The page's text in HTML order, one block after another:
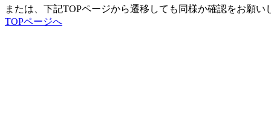
または、下記TOPページから遷移しても同様か確認をお願い
TOPページへ